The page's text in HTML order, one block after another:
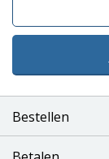
Bestellen